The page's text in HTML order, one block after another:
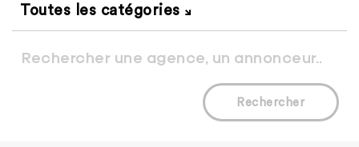
Toutes les catégories
Rechercher